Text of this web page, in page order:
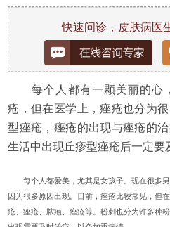
快速问诊，皮肤病医
每个人都有一颗美丽的心
疮，但在医学上，痤疮也分为
型痤疮，痤疮的出现与痤疮的
生活中出现丘疹型痤疮后一定要
每个人都爱美，尤其是女孩子。现在很多男
因为很多原因出现。目前，痤疮比较常见，但
疮、痤疮、脓疱、痤疮等。粉刺也分为许多种